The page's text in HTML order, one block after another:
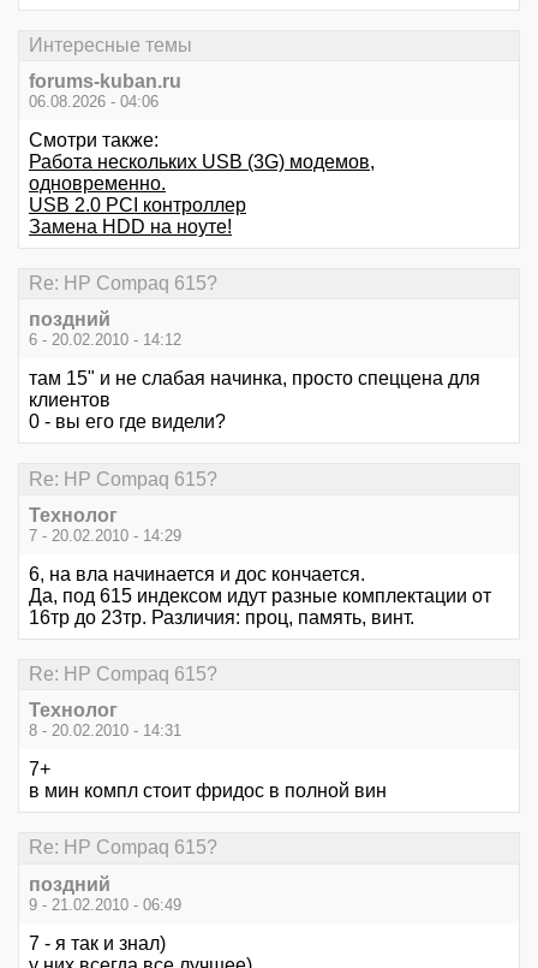
Интересные темы
forums-kuban.ru
06.08.2026 - 04:06
Смотри также:
Работа нескольких USB (3G) модемов,
одновременно.
USB 2.0 PCI контроллер
Замена HDD на ноуте!
Re: HР Сompaq 615?
поздний
6 - 20.02.2010 - 14:12
там 15" и не слабая начинка, просто спеццена для
клиентов
0 - вы его где видели?
Re: HР Сompaq 615?
Технолог
7 - 20.02.2010 - 14:29
6, на вла начинается и дос кончается.
Да, под 615 индексом идут разные комплектации от
16тр до 23тр. Различия: проц, память, винт.
Re: HР Сompaq 615?
Технолог
8 - 20.02.2010 - 14:31
7+
в мин компл стоит фридос в полной вин
Re: HР Сompaq 615?
поздний
9 - 21.02.2010 - 06:49
7 - я так и знал)